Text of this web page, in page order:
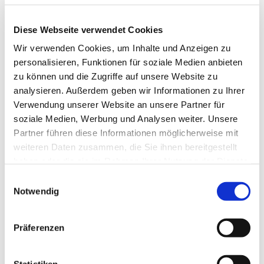
Diese Webseite verwendet Cookies
Wir verwenden Cookies, um Inhalte und Anzeigen zu
personalisieren, Funktionen für soziale Medien anbieten
zu können und die Zugriffe auf unsere Website zu
analysieren. Außerdem geben wir Informationen zu Ihrer
Verwendung unserer Website an unsere Partner für
soziale Medien, Werbung und Analysen weiter. Unsere
Partner führen diese Informationen möglicherweise mit
weiteren Daten zusammen, die Sie ihnen bereitgestellt
Notwendig
Präferenzen
Anna Vogel (Jugendvertreterin)
Susanne Vorgerd (Vertreterin Gemeinderat Maria,
Die Aufgaben
Aus der Satzung für die Gemeinderäte und die
Pfarreiräte im Erzbistum Berlin:
(2) Der Pfarreirat dient dem Aufbau und
der Erhaltung einer lebendigen Pfarrei. Er
trägt zur Verwirklichung des Heils- und
Pfarreirats ist es, in allen Fragen, die die
Pfarrei betreffen, beratend oder
(3) Jedes Pfarreimitglied hat das Recht, sich
(4) Der Pfarreirat ist für die Koordinierung